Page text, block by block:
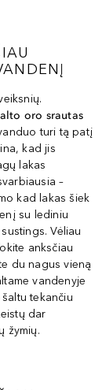
oro srautas
turi tą patį
kad jis
lakas
–
kad lakas šiek
su lediniu
Vėliau
anksčiau
du nagus vieną
vandenyje
tekančiu
dar
žymių.